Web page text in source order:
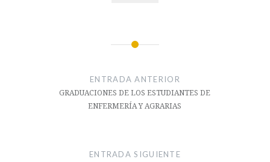
entradas
ENTRADA ANTERIOR
GRADUACIONES DE LOS ESTUDIANTES DE
ENFERMERÍA Y AGRARIAS
ENTRADA SIGUIENTE